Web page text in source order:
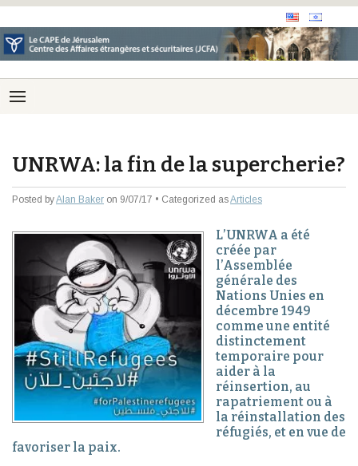
UNRWA: la fin de la supercherie?
Posted byAlan Baker on 9/07/17 • Categorized asArticles
L’UNRWA a été
créée par
l’Assemblée
générale des
Nations Unies en
décembre 1949
comme une entité
distinctement
temporaire pour
aider à la
réinsertion, au
rapatriement ou à
la réinstallation des
réfugiés, et en vue de
favoriser la paix.